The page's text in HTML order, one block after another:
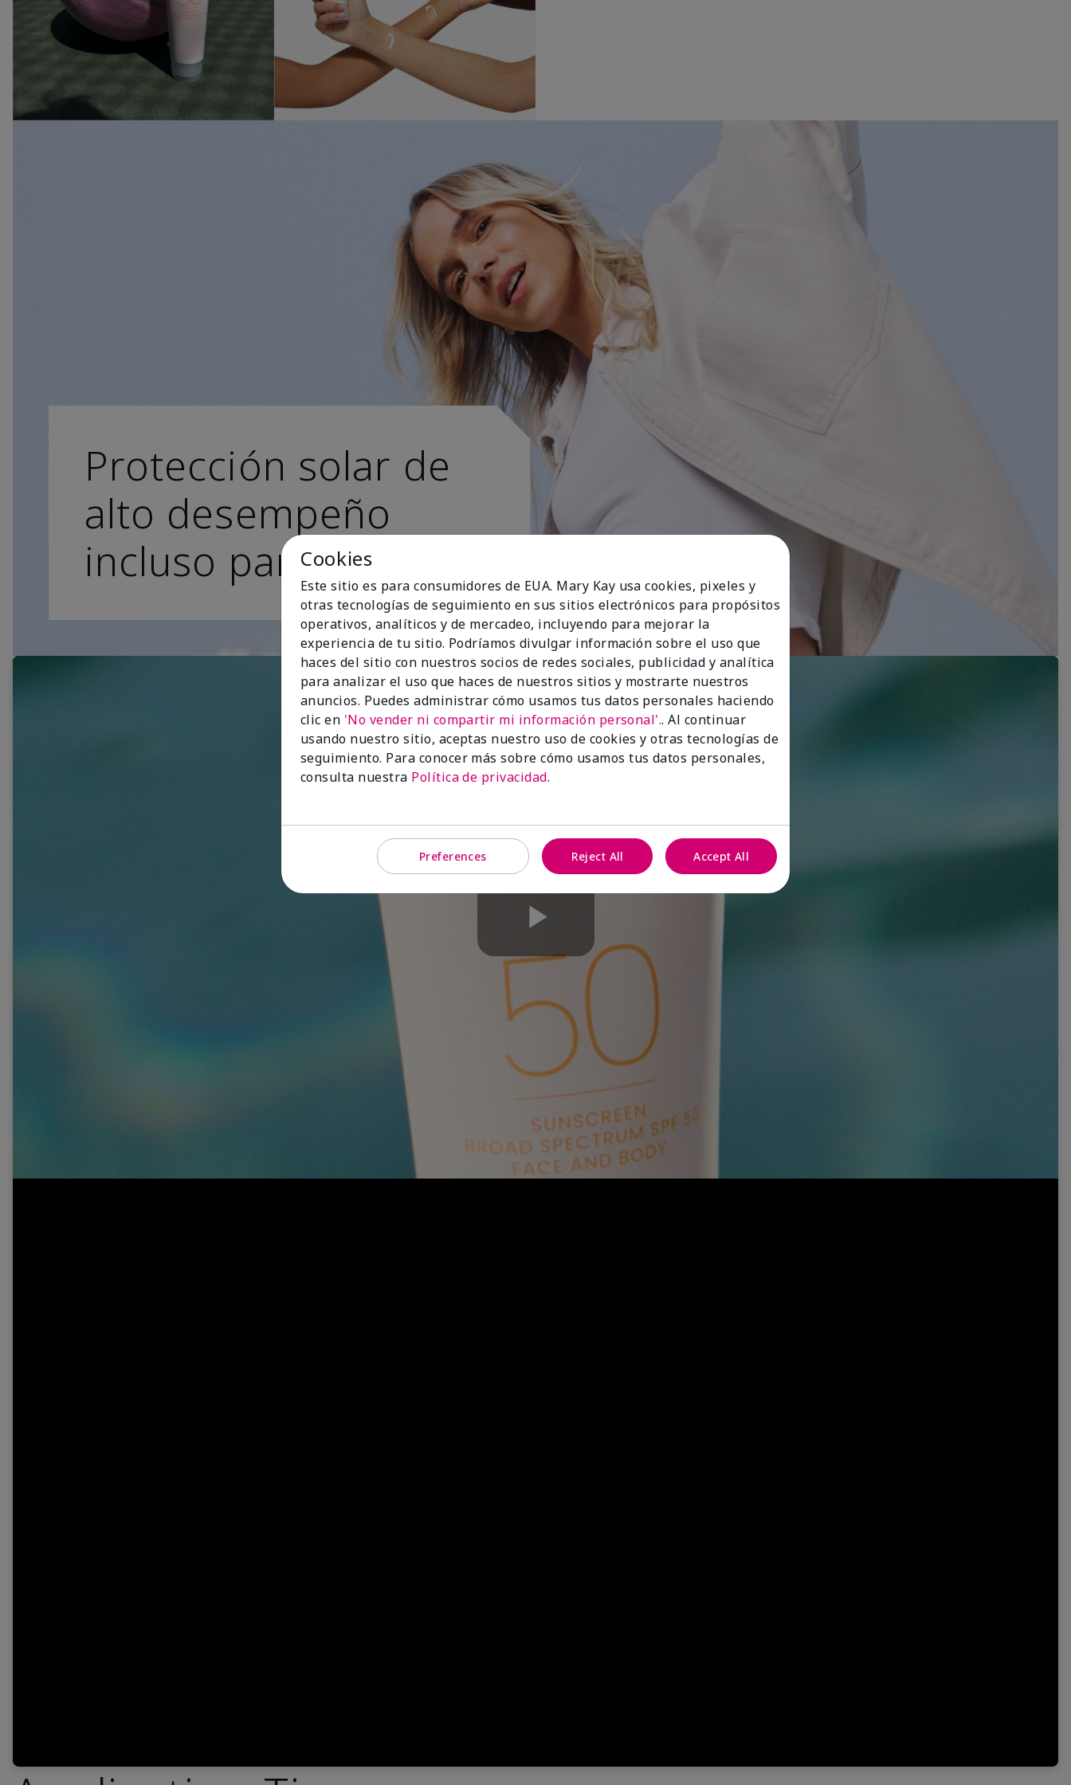
Protección solar de
alto desempeño
incluso para los esti
Play
Video
Cookies
Este sitio es para consumidores de EUA. Mary Kay usa cookies, pixeles y
otras tecnologías de seguimiento en sus sitios electrónicos para propósitos
operativos, analíticos y de mercadeo, incluyendo para mejorar la
experiencia de tu sitio. Podríamos divulgar información sobre el uso que
haces del sitio con nuestros socios de redes sociales, publicidad y analítica
para analizar el uso que haces de nuestros sitios y mostrarte nuestros
anuncios. Puedes administrar cómo usamos tus datos personales haciendo
clic en 'No vender ni compartir mi información personal'.. Al continuar
usando nuestro sitio, aceptas nuestro uso de cookies y otras tecnologías de
seguimiento. Para conocer más sobre cómo usamos tus datos personales,
consulta nuestra Política de privacidad.
Preferences Reject All Accept All